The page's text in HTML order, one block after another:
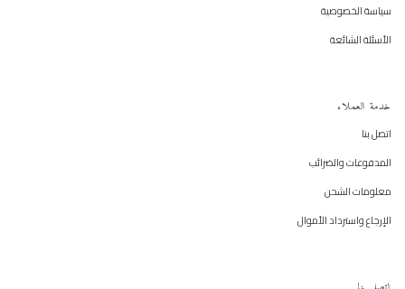
سياسة الخصوصية
الأسئلة الشائعة
خدمة العملاء
اتصل بنا
المدفوعات والضرائب
معلومات الشحن
الإرجاع واسترداد الأموال